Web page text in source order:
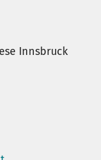
Innsbruck